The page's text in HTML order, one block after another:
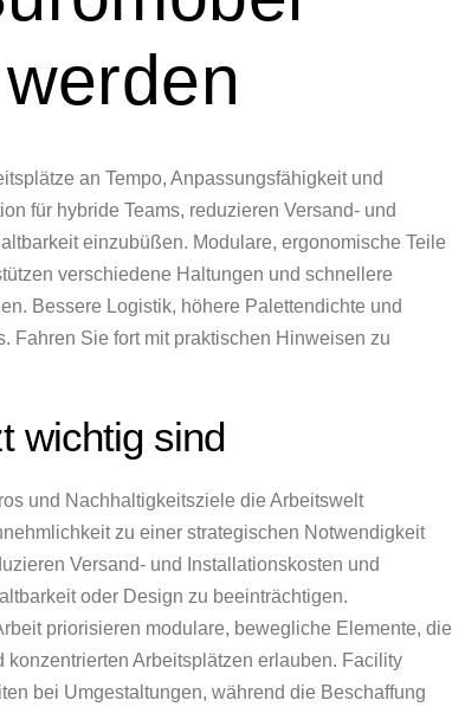
an Tempo, Anpassungsfähigkeit und
für hybride Teams, reduzieren Versand- und
einzubüßen. Modulare, ergonomische Teile
verschiedene Haltungen und schnellere
Bessere Logistik, höhere Palettendichte und
Fahren Sie fort mit praktischen Hinweisen zu
wichtig sind
und Nachhaltigkeitsziele die Arbeitswelt
zu einer strategischen Notwendigkeit
Versand- und Installationskosten und
oder Design zu beeinträchtigen.
priorisieren modulare, bewegliche Elemente, die
Arbeitsplätzen erlauben. Facility
bei Umgestaltungen, während die Beschaffung